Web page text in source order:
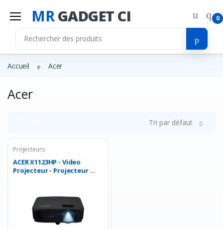
MRGADGET CI 0
Accueil Acer
Acer
Tri par défaut
Projecteurs
ACER X1123HP - Video
Projecteur - Projecteur ...